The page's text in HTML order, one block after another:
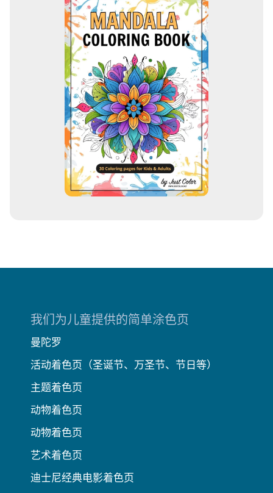
我们为儿童提供的简单涂色页
曼陀罗
活动着色页（圣诞节、万圣节、节日等）
主题着色页
动物着色页
动物着色页
艺术着色页
迪士尼经典电影着色页